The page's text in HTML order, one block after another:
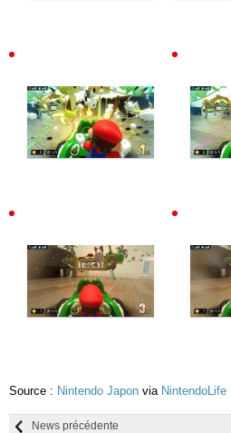
Source : Nintendo Japon via NintendoLife
News précédente